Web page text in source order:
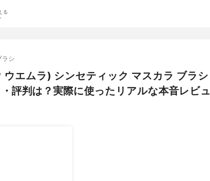
る
ラシ
エムラ) シンセティック マスカラ ブラシ
評判は？実際に使ったリアルな本音レビュ